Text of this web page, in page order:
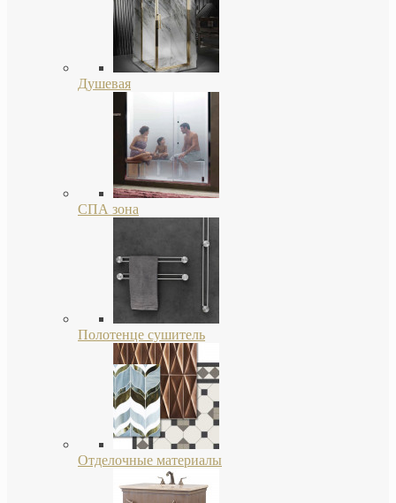
Душевая
СПА зона
Полотенце сушитель
Отделочные материалы